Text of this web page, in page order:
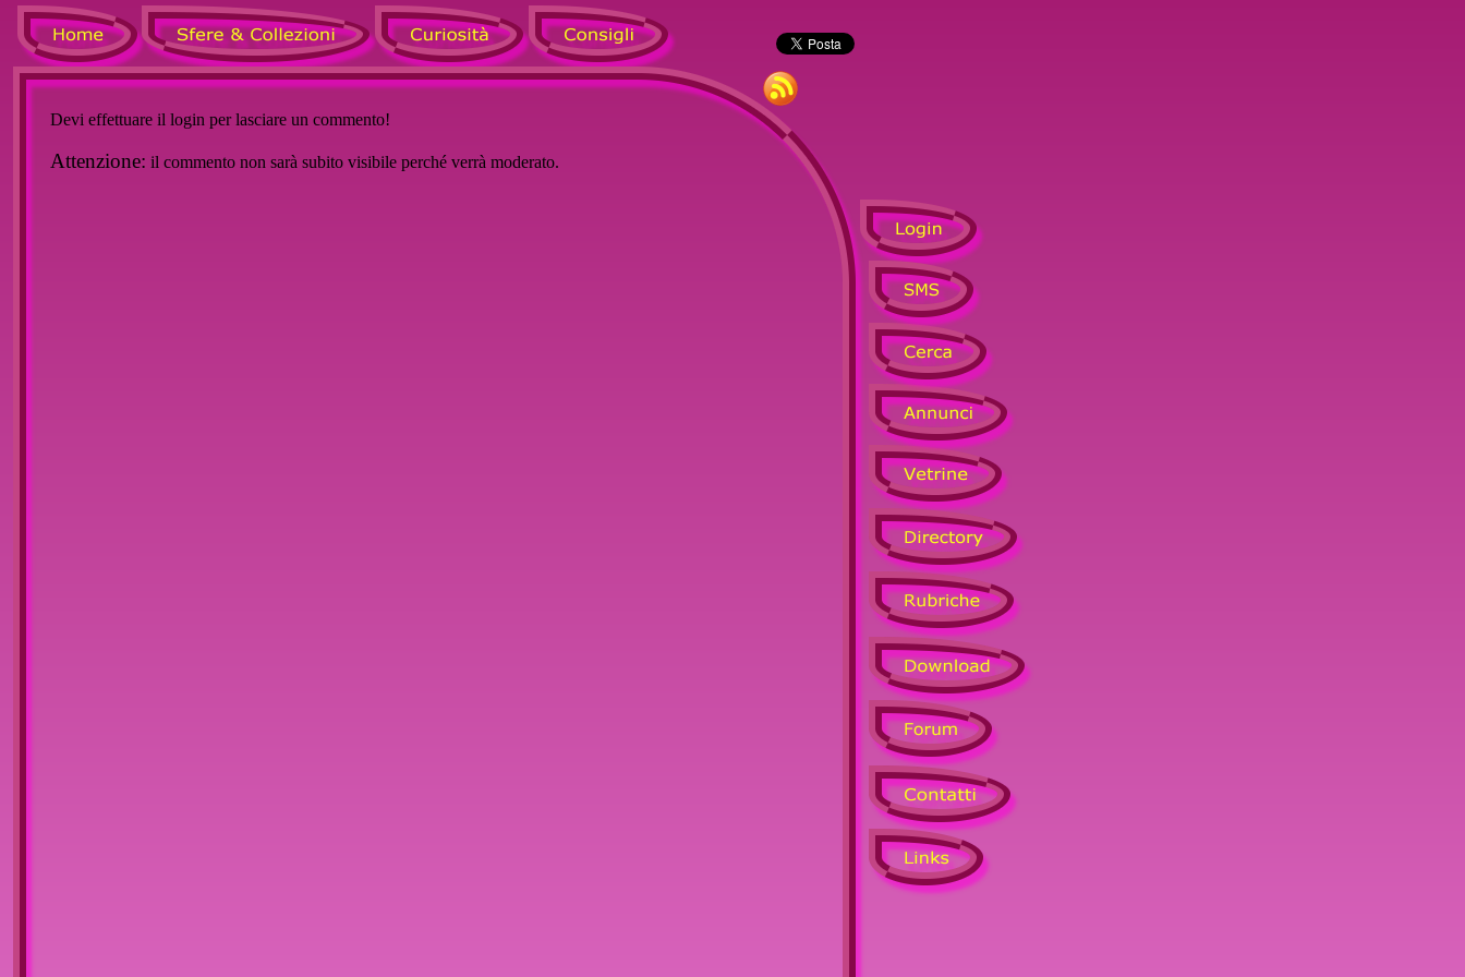
Devi effettuare il login per lasciare un commento!
Attenzione: il commento non sarà subito visibile perché verrà moderato.